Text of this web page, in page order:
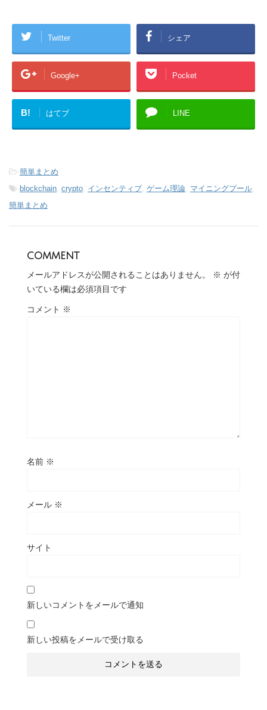
Twitter シェア
Google+ Pocket
B! はてブ LINE
-簡単まとめ
-blockchain crypto インセンティブ ゲーム理論 マイニングプール
簡単まとめ
comment
メールアドレスが公開されることはありません。 ※ が付
いている欄は必須項目です
コメント ※
名前 ※
メール ※
サイト
新しいコメントをメールで通知
新しい投稿をメールで受け取る